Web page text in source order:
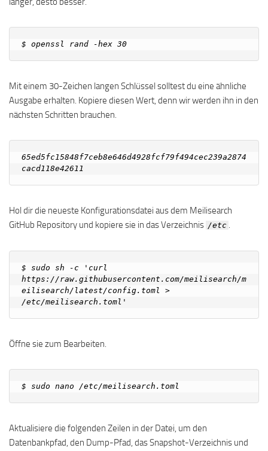
Mit einem 30-Zeichen langen Schlüssel solltest du eine ähnliche
Ausgabe erhalten. Kopiere diesen Wert, denn wir werden ihn in den
nächsten Schritten brauchen.
65ed5fc15848f7ceb8e646d4928fcf79f494cec239a2874
Hol dir die neueste Konfigurationsdatei aus dem Meilisearch
GitHub Repository und kopiere sie in das Verzeichnis /etc .
$ sudo sh -c 'curl
https://raw.githubusercontent.com/meilisearch/m
eilisearch/latest/config.toml >
Öffne sie zum Bearbeiten.
Aktualisiere die folgenden Zeilen in der Datei, um den
Datenbankpfad, den Dump-Pfad, das Snapshot-Verzeichnis und